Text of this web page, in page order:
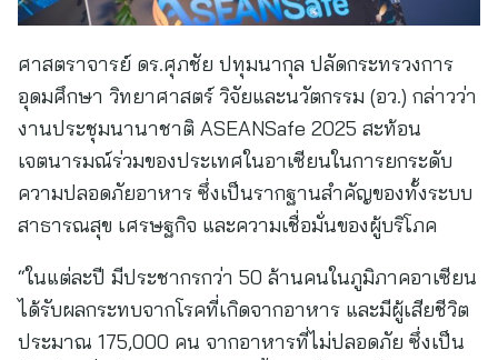
ศาสตราจารย์ ดร.ศุภชัย ปทุมนากุล ปลัดกระทรวงการ
อุดมศึกษา วิทยาศาสตร์ วิจัยและนวัตกรรม (อว.) กล่าวว่า
งานประชุมนานาชาติ ASEANSafe 2025 สะท้อน
เจตนารมณ์ร่วมของประเทศในอาเซียนในการยกระดับ
ความปลอดภัยอาหาร ซึ่งเป็นรากฐานสำคัญของทั้งระบบ
สาธารณสุข เศรษฐกิจ และความเชื่อมั่นของผู้บริโภค
“ในแต่ละปี มีประชากรกว่า 50 ล้านคนในภูมิภาคอาเซียน
ได้รับผลกระทบจากโรคที่เกิดจากอาหาร และมีผู้เสียชีวิต
ประมาณ 175,000 คน จากอาหารที่ไม่ปลอดภัย ซึ่งเป็น